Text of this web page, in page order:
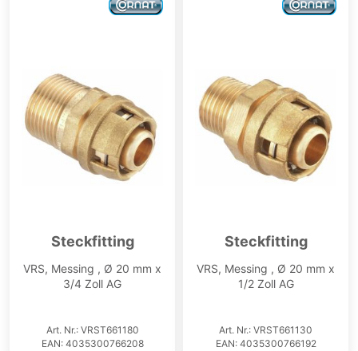
Steckfitting
VRS, Messing , Ø 20 mm x
3/4 Zoll AG
Art. Nr.: VRST661180
EAN: 4035300766208
Steckfitting
VRS, Messing , Ø 20 mm x
1/2 Zoll AG
Art. Nr.: VRST661130
EAN: 4035300766192